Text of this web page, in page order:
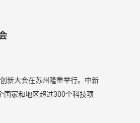
新大会在苏州隆重举行。中新
国家和地区超过300个科技项